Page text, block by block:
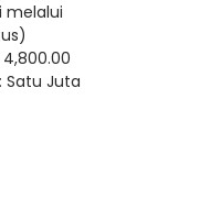
melalui
Satu Juta